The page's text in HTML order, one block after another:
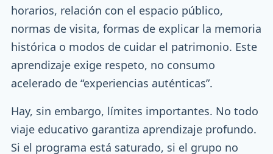
horarios, relación con el espacio público,
normas de visita, formas de explicar la memoria
histórica o modos de cuidar el patrimonio. Este
aprendizaje exige respeto, no consumo
acelerado de “experiencias auténticas”.
Hay, sin embargo, límites importantes. No todo
viaje educativo garantiza aprendizaje profundo.
Si el programa está saturado, si el grupo no